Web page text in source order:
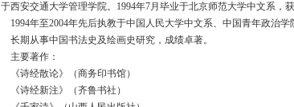
于西安交通大学管理学院。1994年7月毕业于北京师范大学中文系，
1994年至2004年先后执教于中国人民大学中文系、中国青年政治
长期从事中国书法史及绘画史研究，成绩卓著。
主要著作：
《诗经散论》（商务印书馆）
《诗经新注》（齐鲁书社）